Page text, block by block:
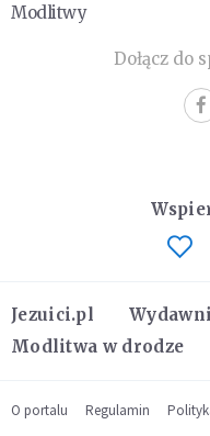
Modlitwy
Dołącz do
Jezuici.pl
Modlitwa w drodze
O portalu Regulamin